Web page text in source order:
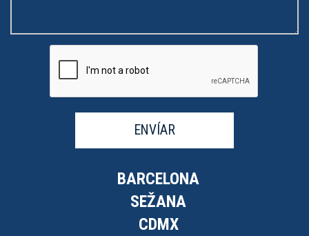
ENVÍAR
BARCELONA
SEŽANA
CDMX